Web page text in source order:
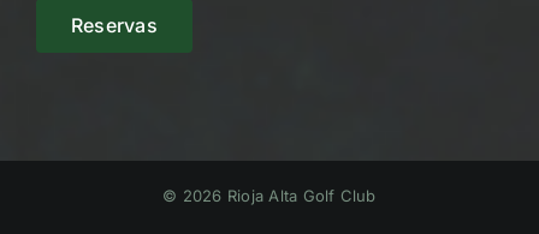
Reservas
© 2026 Rioja Alta Golf Club